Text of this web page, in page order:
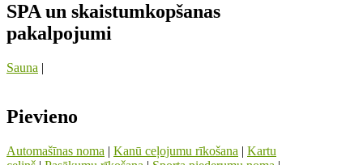
SPA un skaistumkopšanas
pakalpojumi
Sauna |
Pievieno
Automašīnas noma | Kanū ceļojumu rīkošana | Kartu